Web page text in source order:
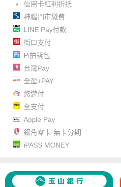
信用卡紅利折抵
神腦門市繳費
LINE Pay付款
街口支付
Pi拍錢包
台灣Pay
全盈+PAY
悠遊付
全支付
Apple Pay
銀角零卡-無卡分期
iPASS MONEY